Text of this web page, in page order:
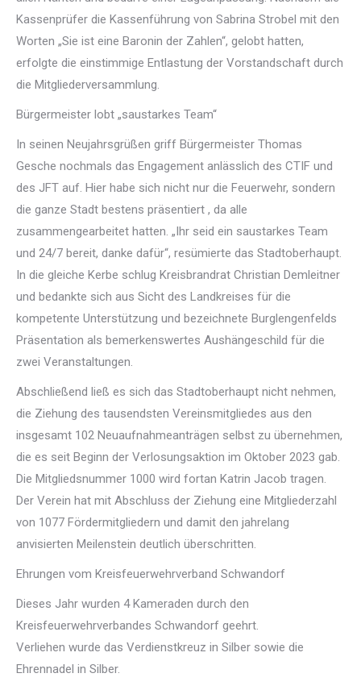
Kassenprüfer die Kassenführung von Sabrina Strobel mit den
Worten „Sie ist eine Baronin der Zahlen“, gelobt hatten,
erfolgte die einstimmige Entlastung der Vorstandschaft durch
die Mitgliederversammlung.
Bürgermeister lobt „saustarkes Team“
In seinen Neujahrsgrüßen griff Bürgermeister Thomas
Gesche nochmals das Engagement anlässlich des CTIF und
des JFT auf. Hier habe sich nicht nur die Feuerwehr, sondern
die ganze Stadt bestens präsentiert , da alle
zusammengearbeitet hatten. „Ihr seid ein saustarkes Team
und 24/7 bereit, danke dafür“, resümierte das Stadtoberhaupt.
In die gleiche Kerbe schlug Kreisbrandrat Christian Demleitner
und bedankte sich aus Sicht des Landkreises für die
kompetente Unterstützung und bezeichnete Burglengenfelds
Präsentation als bemerkenswertes Aushängeschild für die
zwei Veranstaltungen.
Abschließend ließ es sich das Stadtoberhaupt nicht nehmen,
die Ziehung des tausendsten Vereinsmitgliedes aus den
insgesamt 102 Neuaufnahmeanträgen selbst zu übernehmen,
die es seit Beginn der Verlosungsaktion im Oktober 2023 gab.
Die Mitgliedsnummer 1000 wird fortan Katrin Jacob tragen.
Der Verein hat mit Abschluss der Ziehung eine Mitgliederzahl
von 1077 Fördermitgliedern und damit den jahrelang
anvisierten Meilenstein deutlich überschritten.
Ehrungen vom Kreisfeuerwehrverband Schwandorf
Dieses Jahr wurden 4 Kameraden durch den
Kreisfeuerwehrverbandes Schwandorf geehrt.
Verliehen wurde das Verdienstkreuz in Silber sowie die
Ehrennadel in Silber.